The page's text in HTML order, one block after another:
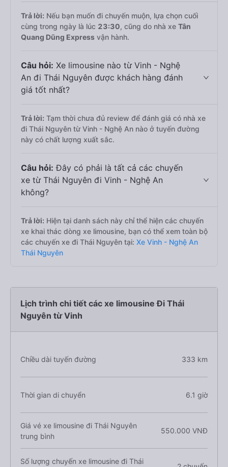
Trả lời: Nếu bạn muốn đi chuyến muộn, lựa chọn cuối
cùng trong ngày là lúc 23:30, cũng do nhà xe Tân
Quang Dũng Express vận hành.
Câu hỏi: Xe limousine nào từ Vinh - Nghệ
An đi Thái Nguyên được khách hàng đánh
giá tốt nhất?
Trả lời: Tạm thời chưa đủ review để đánh giá có nhà xe
đi Thái Nguyên từ Vinh - Nghệ An nào ở tuyến đường
này có chất lượng xuất sắc.
Câu hỏi: Đây có phải là tất cả các chuyến
xe từ Thái Nguyên đi Vinh - Nghệ An
không?
Trả lời: Hiện tại danh sách này chỉ thể hiện các chuyến
xe khai thác dòng xe limousine, bạn có thể xem toàn bộ
các chuyến xe đi Thái Nguyên tại: Xe Vinh - Nghệ An
Thái Nguyên
Lịch trình chi tiết các xe limousine Đi Thái
Nguyên từ Vinh
Chiều dài tuyến đường 333 km
Thời gian di chuyển 6.1 giờ
Giá vé xe limousine đi Thái Nguyên
trung bình
550.000 VNĐ
Số lượng chuyến xe limousine đi Thái